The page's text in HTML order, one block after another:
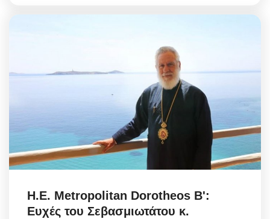
H.E. Metropolitan Dorotheos B':
Ευχές του Σεβασμιωτάτου κ.